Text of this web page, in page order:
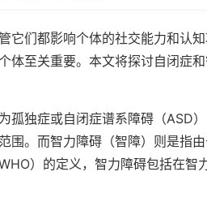
它们都影响个体的社交能力和认
体至关重要。本文将探讨自闭症
孤独症或自闭症谱系障碍（ASD
围。而智力障碍（智障）则是指
）的定义，智力障碍包括在智